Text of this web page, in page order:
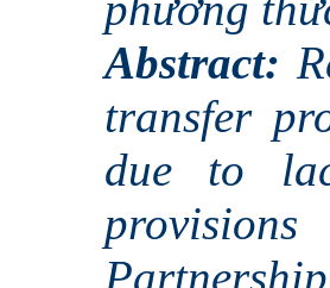
Abstract:
transfer
due to